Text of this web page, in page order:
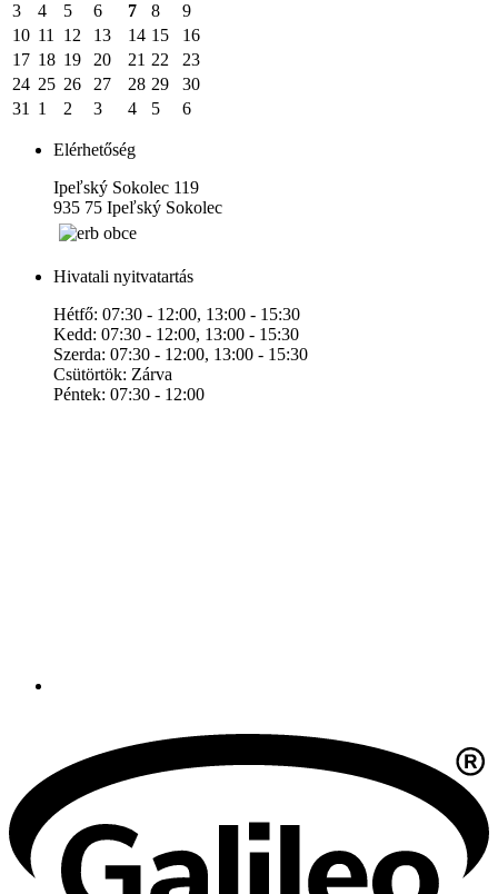
3
4 5 6 7 8
9
10 11 12 13 14 15
16
17 18 19 20 21 22
23
24 25 26 27 28 29
30
31
1 2 3 4 5 6
Elérhetőség
Ipeľský Sokolec 119
935 75 Ipeľský Sokolec
Hivatali nyitvatartás
Hétfő: 07:30 - 12:00, 13:00 - 15:30
Kedd: 07:30 - 12:00, 13:00 - 15:30
Szerda: 07:30 - 12:00, 13:00 - 15:30
Csütörtök: Zárva
Péntek: 07:30 - 12:00